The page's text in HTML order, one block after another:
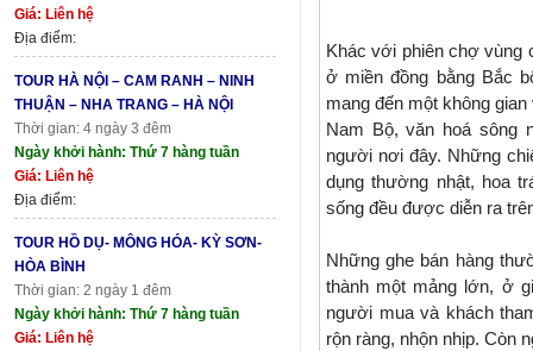
Giá: Liên hệ
Địa điểm:
TOUR HÀ NỘI – CAM RANH – NINH
THUẬN – NHA TRANG – HÀ NỘI
Thời gian: 4 ngày 3 đêm
Ngày khởi hành: Thứ 7 hàng tuần
Giá: Liên hệ
Địa điểm:
TOUR HỒ DỤ- MÔNG HÓA- KỲ SƠN-
HÒA BÌNH
Thời gian: 2 ngày 1 đêm
Ngày khởi hành: Thứ 7 hàng tuần
Giá: Liên hệ
Khác với phiên chợ vùng
ở miền đồng bằng Bắc
mang đến một không
Nam Bộ, văn hoá sông
người nơi đây. Những
dụng thường nhật, hoa
sống đều được diễn ra
Những ghe bán hàng
thành một mảng lớn, ở
người mua và khách
rộn ràng, nhộn nhịp. Còn